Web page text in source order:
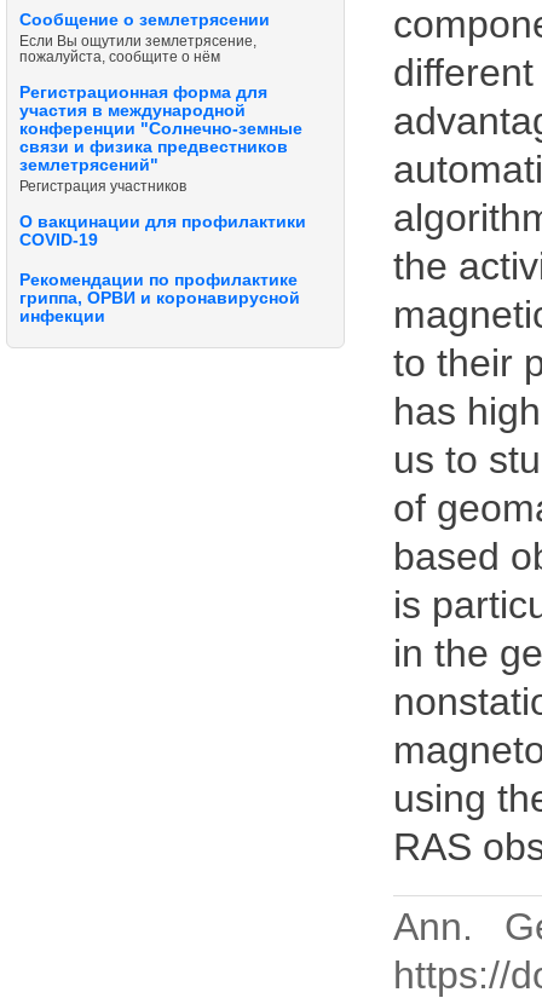
Сообщение о землетрясении
Если Вы ощутили землетрясение,
пожалуйста, сообщите о нём
Регистрационная форма для
участия в международной
конференции "Солнечно-земные
связи и физика предвестников
землетрясений"
Регистрация участников
О вакцинации для профилактики
COVID-19
Рекомендации по профилактике
гриппа, ОРВИ и коронавирусной
инфекции
the
to their
has
us to
of
based
is
in the
using
RAS
Ann.
https://